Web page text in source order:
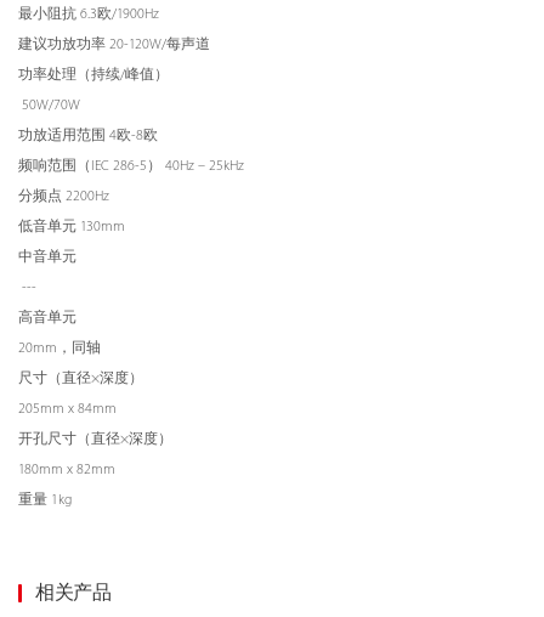
最小阻抗 6.3欧/1900Hz
建议功放功率 20-120W/每声道
功率处理（持续/峰值）
50W/70W
功放适用范围 4欧-8欧
频响范围（IEC 286-5） 40Hz – 25kHz
分频点 2200Hz
低音单元 130mm
中音单元
---
高音单元
20mm，同轴
尺寸（直径×深度）
205mm x 84mm
开孔尺寸（直径×深度）
180mm x 82mm
重量 1kg
相关产品